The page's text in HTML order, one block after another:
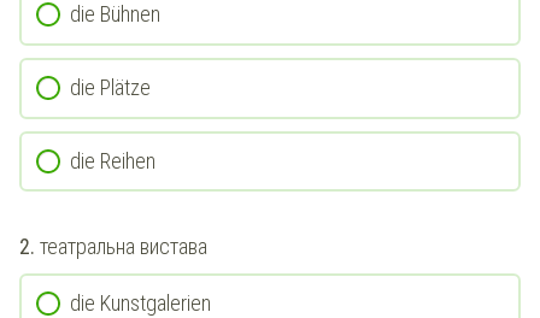
die Bühnen
die Plätze
die Reihen
2. театральна вистава
die Kunstgalerien